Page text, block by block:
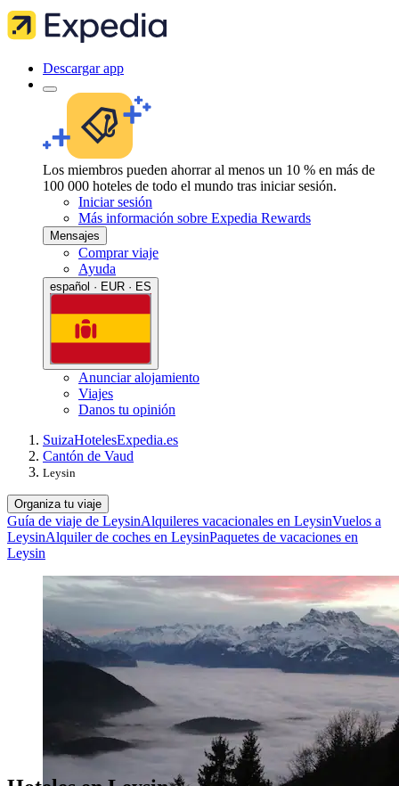
Descargar app
Los miembros pueden ahorrar al menos un 10 % en más de
100 000 hoteles de todo el mundo tras iniciar sesión.
Iniciar sesión
Más información sobre Expedia Rewards
Mensajes
Comprar viaje
Ayuda
español · EUR · ES
Anunciar alojamiento
Viajes
Danos tu opinión
SuizaHotelesExpedia.es
Cantón de Vaud
Leysin
Organiza tu viaje
Guía de viaje de LeysinAlquileres vacacionales en LeysinVuelos a
LeysinAlquiler de coches en LeysinPaquetes de vacaciones en
Leysin